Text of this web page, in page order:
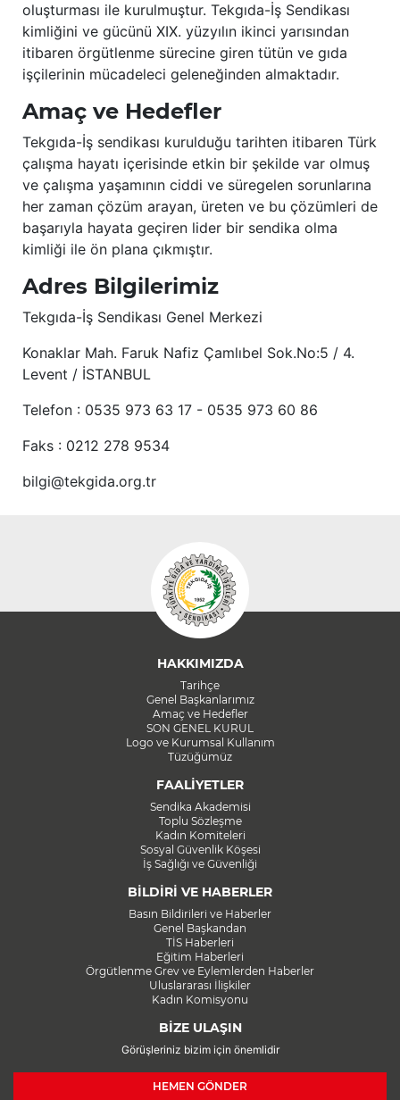
oluşturması ile kurulmuştur. Tekgıda-İş Sendikası
kimliğini ve gücünü XIX. yüzyılın ikinci yarısından
itibaren örgütlenme sürecine giren tütün ve gıda
işçilerinin mücadeleci geleneğinden almaktadır.
Amaç ve Hedefler
Tekgıda-İş sendikası kurulduğu tarihten itibaren Türk
çalışma hayatı içerisinde etkin bir şekilde var olmuş
ve çalışma yaşamının ciddi ve süregelen sorunlarına
her zaman çözüm arayan, üreten ve bu çözümleri de
başarıyla hayata geçiren lider bir sendika olma
kimliği ile ön plana çıkmıştır.
Adres Bilgilerimiz
Tekgıda-İş Sendikası Genel Merkezi
Konaklar Mah. Faruk Nafiz Çamlıbel Sok.No:5 / 4.
Levent / İSTANBUL
Telefon : 0535 973 63 17 - 0535 973 60 86
Faks : 0212 278 9534
bilgi@tekgida.org.tr
HAKKIMIZDA
Tarihçe
Genel Başkanlarımız
Amaç ve Hedefler
SON GENEL KURUL
Logo ve Kurumsal Kullanım
Tüzüğümüz
FAALİYETLER
Sendika Akademisi
Toplu Sözleşme
Kadın Komiteleri
Sosyal Güvenlik Köşesi
İş Sağlığı ve Güvenliği
BİLDİRİ VE HABERLER
Basın Bildirileri ve Haberler
Genel Başkandan
TİS Haberleri
Eğitim Haberleri
Örgütlenme Grev ve Eylemlerden Haberler
Uluslararası İlişkiler
Kadın Komisyonu
BİZE ULAŞIN
Görüşleriniz bizim için önemlidir
HEMEN GÖNDER